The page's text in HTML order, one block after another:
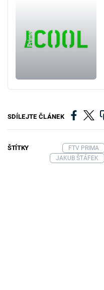
SDÍLEJTE ČLÁNEK
ŠTÍTKY FTV PRIMA
JAKUB ŠTÁFEK